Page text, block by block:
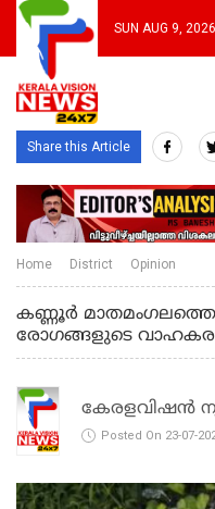
SUN AUG 9,
Share this Article
Home District Opinion
കണ്ണൂര്‍
രോഗങ്ങളുടെ
കേരളവിഷൻ
Posted On 23-07-